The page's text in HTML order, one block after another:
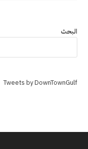
البحث
Tweets by DownTownGulf